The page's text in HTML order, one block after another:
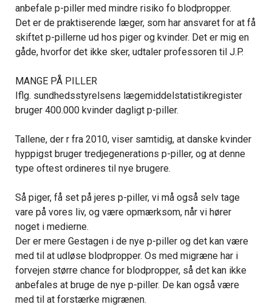
anbefale p-piller med mindre risiko fo blodpropper.
Det er de praktiserende læger, som har ansvaret for at få
skiftet p-pillerne ud hos piger og kvinder. Det er mig en
gåde, hvorfor det ikke sker, udtaler professoren til J.P.
MANGE PÅ PILLER
Iflg. sundhedsstyrelsens lægemiddelstatistikregister
bruger 400.000 kvinder dagligt p-piller.
Tallene, der r fra 2010, viser samtidig, at danske kvinder
hyppigst bruger tredjegenerations p-piller, og at denne
type oftest ordineres til nye brugere.
Så piger, få set på jeres p-piller, vi må også selv tage
vare på vores liv, og være opmærksom, når vi hører
noget i medierne.
Der er mere Gestagen i de nye p-piller og det kan være
med til at udløse blodpropper. Os med migræne har i
forvejen større chance for blodpropper, så det kan ikke
anbefales at bruge de nye p-piller. De kan også være
med til at forstærke migrænen.